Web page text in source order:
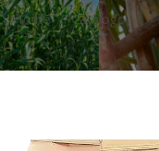
Home Catálogo